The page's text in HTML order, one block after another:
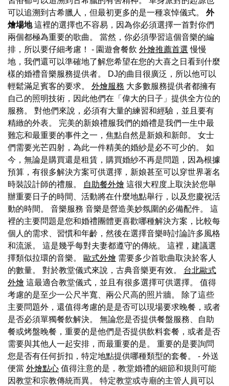
可以追溯到古希臘人，但最初更多的是一種哀悼儀式。 外
燴場地這裡的選擇也不容易，因為你必須選擇一首對你們
兩個都極為重要的歌曲。 當然，你必須學習這個音樂的編
排，所以要仔細考慮！ - 園遊會餐飲 外燴推薦首選 慢慢
地，我們還可以準確地了解您希望在您的大喜之日看到什麼
樣的婚禮音樂服務提供者。 DJ的曲目很廣泛，所以他可以
輕鬆滿足賓客的要求。 外燴服務 大多數服務提供者都擁有
自己的照明技術，因此他們在「偉大的日子」提供全方位的
服務。 對他們來說，必須有大量的練習和經驗，並且要有
精緻的外表。 完美的新娘禮服我們的婚禮是我們一生中最
難忘和最重要的事件之一，焦點自然是新娘和新郎。 女士
們需要光芒四射，為此一件精美的婚紗是必不可少的。 如
今，無論是購買還是租賃，購買婚紗不再是問題，因為根據
預算，有很多解決方案可供選擇，新娘甚至可以穿世界著名
時裝設計師的禮服。
自助餐外燴 這很大程度上取決於您舉
辦重要日子的時間、活動將在什麼地點舉行，以及您慶祝活
動的時間。 音樂服務 音樂是營造美妙氛圍的必備配件。 這
裡的主要問題是您和婚禮團體更喜歡哪種解決方案，比較每
個人的需求、習慣和年齡，然後在選擇音樂時討論許多風格
和流派。 這是幾乎每對夫妻都遵守的傳統。 這裡，建議選
擇類似拉環的音樂。
歐式外燴 需要多少首歌曲取決於客人
的數量。 對於教堂儀式來說，古典音樂更有效。 台北歐式
外燴 這最適合教堂儀式，並且有很多選擇可供選擇。 值得
考慮的是至少一公尺半寬、兩公尺高的照片牆。 除了這些
主要問題外，還值得考慮的是是否可以現場要求晚餐，或者
是否必須單獨餐飲解決。 無論您是否提供餐盤服務、自助
餐或烤盤晚餐，重要的是他們是否提供飲料套餐，或者是否
需要與其他人一起安排，而最重要的是。 重要的是要詢問
您是否有任何折扣，特定地點提供哪種類型的套餐。 - 外送
便當 外燴點心 值得注意的是，教堂婚禮的細節和規則可能
因教堂和宗教傳統而異。 特定教堂或寺廟的主管人員可以